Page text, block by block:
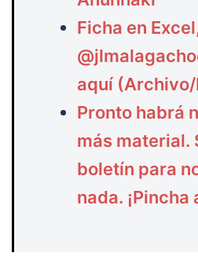
Ficha en
aquí
Pronto habrá
más material.
boletín para
nada. ¡Pincha